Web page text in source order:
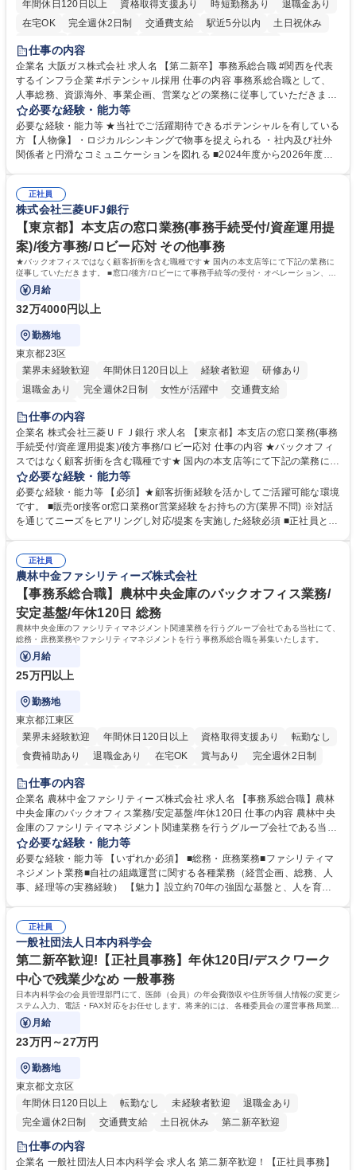
年間休日120日以上 資格取得支援あり 時短勤務あり
退職金あり
在宅OK
完全週休2日制 交通費支給 駅近5分以内
土日祝休み
服装自由
第二新卒歓迎
仕事の内容
企業名 大阪ガス株式会社 求人名 【第二新卒】事務系総合職 #関西を代表
するインフラ企業 #ポテンシャル採用 仕事の内容 事務系総合職として、
人事総務、資源海外、事業企画、営業などの業務に従事していただきま
す。 【業務内容の一例】■所属事業部の勤労業務 ■海外に関係する各種業
務 ■営業部門の企画スタッフ、ルート営業 【キャリアパス】入社後の配属
ポジションで一定期間ご活躍頂いた後、本人の適性及び将来のキャリアを
鑑みてジョブローテーションを行います。 【育成】OJTでの現場育成や研
表するインフラ企業 #ポテンシャル採用
必要な経験・能力等
必要な経験・能力等 ★当社でご活躍期待できるポテンシャルを有している
方 【人物像】・ロジカルシンキングで物事を捉えられる ・社内及び社外
関係者と円滑なコミュニケーションを図れる ■2024年度から2026年度ま
72.html ■エネルギーセキュリティの不安定化や気候変動による自然災害の
甚大化など、これまで以上に社会課題解決の重要性が高まっています。
「未来の日常」の創造に向けて持続可能な社会の実現に貢献してまいりま
す。 学歴・資格 学歴：大学院 大学 語学力： 資格：
正社員
株式会社三菱UFJ銀行
【東京都】本支店の窓口業務(事務手続受付/資産運用提
案)/後方事務/ロビー応対 その他事務
★バックオフィスではなく顧客折衝を含む職種です★ 国内の本支店等にて下記の業務に
従事していただきます。 ■窓口/後方/ロビーにて事務手続等の受付・オペレーション、お
客様対応
月給
32万4000円以上
勤務地
東京都23区
業界未経験歓迎
年間休日120日以上 経験者歓迎
研修あり
退職金あり
完全週休2日制 女性が活躍中
交通費支給
土日祝休み
仕事の内容
企業名 株式会社三菱ＵＦＪ銀行 求人名 【東京都】本支店の窓口業務(事務
手続受付/資産運用提案)/後方事務/ロビー応対 仕事の内容 ★バックオフィ
スではなく顧客折衝を含む職種です★ 国内の本支店等にて下記の業務に従
事していただきます。 ■窓口/後方/ロビーにて事務手続等の受付・オペレ
ーション、お客様対応 ■窓口にて、ご来店された個人のお客様に対して金
融商品のご提案 ■効率的な事務運用の検討・構築等 ≪業務紹介：ご応募前
に必ずご覧ください≫ ※記事 https://www.mysite.bk.mufg.jp/career/circle/
必要な経験・能力等
必要な経験・能力等 【必須】★顧客折衝経験を活かしてご活躍可能な環境
です。 ■販売or接客or窓口業務or営業経験をお持ちの方(業界不問) ※対話
を通じてニーズをヒアリングし対応/提案を実施した経験必須 ■正社員とし
るので安心して入行いただけます。 幅広いキャリアの選択肢があり、公募
や社内副業等を活用し、 一人ひとりが挑戦できるカルチャーが浸透してい
ます。 学歴・資格 学歴：大学院 大学 高専 短大 専修学校 高校 語学力：
資格：
正社員
農林中金ファシリティーズ株式会社
【事務系総合職】農林中央金庫のバックオフィス業務/
安定基盤/年休120日 総務
農林中央金庫のファシリティマネジメント関連業務を行うグループ会社である当社にて、
総務・庶務業務やファシリティマネジメントを行う事務系総合職を募集いたします。
月給
25万円以上
勤務地
東京都江東区
業界未経験歓迎
年間休日120日以上 資格取得支援あり
転勤なし
食費補助あり
退職金あり 在宅OK 賞与あり
完全週休2日制
インセンティブあり
仕事の内容
企業名 農林中金ファシリティーズ株式会社 求人名 【事務系総合職】農林
中央金庫のバックオフィス業務/安定基盤/年休120日 仕事の内容 農林中央
金庫のファシリティマネジメント関連業務を行うグループ会社である当社
にて、総務・庶務業務やファシリティマネジメントを行う事務系総合職を
募集いたします。 ■総務・庶務業務：外部委託先（外注先）や契約書の管
理、総務部門での管理業務、会計管理や決算業務、印刷物等の制作管理等
※親会社である農林中央金庫から受託した総務庶務業務 ■ファシリティマ
関する各種業務（経営企画、総務、人事、経理等） 募集職種 【事務系総
合職】農林中央金庫のバックオフィス業務/安定基盤/年休120日
必要な経験・能力等
必要な経験・能力等 【いずれか必須】 ■総務・庶務業務■ファシリティマ
ネジメント業務■自社の組織運営に関する各種業務（経営企画、総務、人
事、経理等の実務経験） 【魅力】設立約70年の強固な基盤と、人を育て
す。 また、業務がしっかりと基準化されており、中途入社でも質問しやす
く馴染みやすい和やかな社風です。さらに、簿記やファシリティマネジャ
ーなどの資格取得に向けた費用負担や報奨金制度が非常に手厚く、成長で
きる環境です。 学歴・資格 学歴：大学院 大学 高専 短大 語学力： 資格：
日商簿記検定2級
正社員
一般社団法人日本内科学会
第二新卒歓迎!【正社員事務】年休120日/デスクワーク
中心で残業少なめ 一般事務
日本内科学会の会員管理部門にて、医師（会員）の年会費徴収や住所等個人情報の変更シ
ステム入力、電話・FAX対応をお任せします。将来的には、各種委員会の運営事務局業務
などにも幅広く携わっていただきます。
月給
23万円～27万円
勤務地
東京都文京区
年間休日120日以上
転勤なし 未経験者歓迎
退職金あり
完全週休2日制
交通費支給 土日祝休み 第二新卒歓迎
仕事の内容
企業名 一般社団法人日本内科学会 求人名 第二新卒歓迎！【正社員事務】